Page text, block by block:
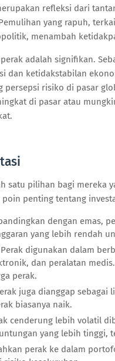
refleksi dari
yang rapuh,
menambah
adalah signifikan.
dan ketidakstabilan
persepsi risiko di pasar
di pasar atau
satu pilihan bagi mereka
penting tentang
dengan emas,
yang lebih rendah
Perak digunakan dalam
dan peralatan
perak.
juga dianggap
biasanya naik.
cenderung lebih volatil
yang lebih tinggi,
perak ke dalam